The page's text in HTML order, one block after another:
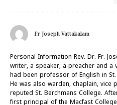
Fr Joseph Vattakalam
Personal Information Rev. Dr. Fr.
writer, a speaker, a preacher and a
had been professor of English in
He was also warden, chaplain, vice
reputed St. Berchmans College.
first principal of the Macfast